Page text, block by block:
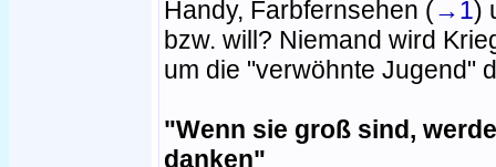
Handy, Farbfernsehen (→1)
bzw. will? Niemand wird
um die "verwöhnte Jugend"
"Wenn sie groß sind,
danken"